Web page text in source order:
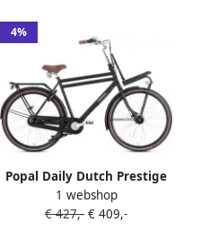
4%
Popal Daily Dutch Prestige
N7 Transportfiets Stadsfiets
Heren 57 centimeter Mat
1 webshop
€ 427,- € 409,-